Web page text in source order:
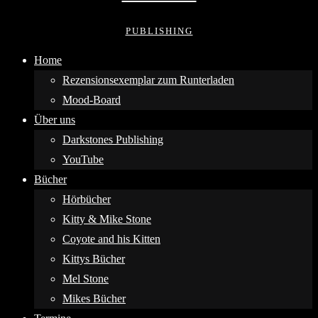
PUBLISHING
Home
Rezensionsexemplar zum Runterladen
Mood-Board
Über uns
Darkstones Publishing
YouTube
Bücher
Hörbücher
Kitty & Mike Stone
Coyote and his Kitten
Kittys Bücher
Mel Stone
Mikes Bücher